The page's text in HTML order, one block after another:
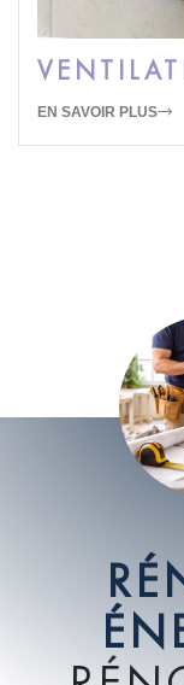
EN SAVOIR PLUS
RÉ
É N